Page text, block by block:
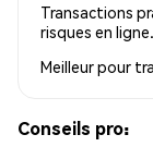
Transactions
risques en ligne.
Meilleur pour
Conseils pro: